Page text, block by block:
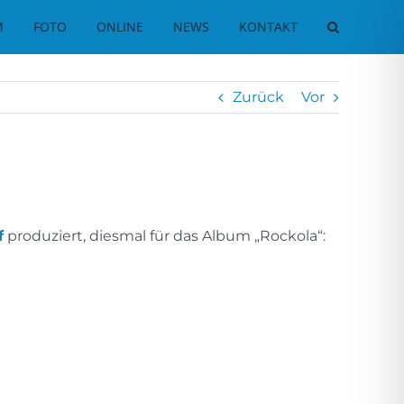
FOTO ONLINE NEWS KONTAKT
Zurück Vor
produziert, diesmal für das Album „Rockola“: